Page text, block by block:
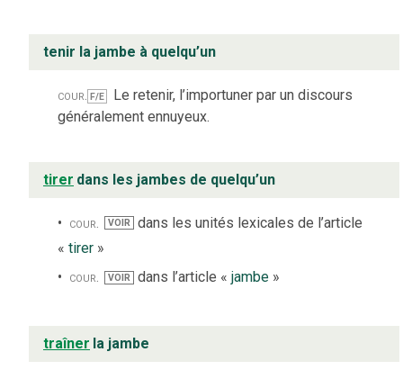
tenir la jambe à quelqu’un
cour. F/E
Le retenir, l’importuner par un discours
généralement ennuyeux.
tirer dans les jambes de quelqu’un
cour. VOIR
dans les unités lexicales de l’article
« tirer »
cour.
VOIR dans l’article « jambe»
traîner la jambe